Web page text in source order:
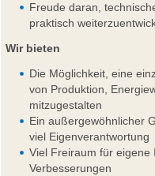
Freude daran,
praktisch
Wir bieten
Die Möglichkeit, eine
von Produktion,
mitzugestalten
Ein außergewöhnlicher
viel Eigenverantwortung
Viel Freiraum für eigene
Verbesserungen